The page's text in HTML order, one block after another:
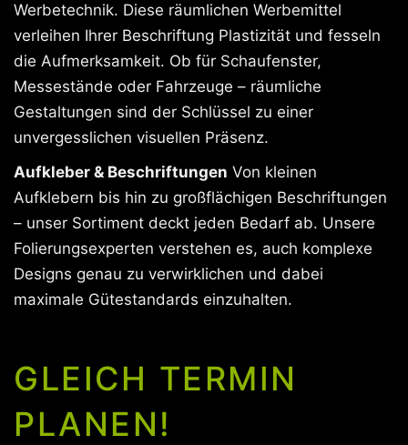
Werbetechnik. Diese räumlichen Werbemittel
verleihen Ihrer Beschriftung Plastizität und fesseln
die Aufmerksamkeit. Ob für Schaufenster,
Messestände oder Fahrzeuge – räumliche
Gestaltungen sind der Schlüssel zu einer
unvergesslichen visuellen Präsenz.
Aufkleber & Beschriftungen Von kleinen
Aufklebern bis hin zu großflächigen Beschriftungen
– unser Sortiment deckt jeden Bedarf ab. Unsere
Folierungsexperten verstehen es, auch komplexe
Designs genau zu verwirklichen und dabei
maximale Gütestandards einzuhalten.
GLEICH TERMIN
PLANEN!